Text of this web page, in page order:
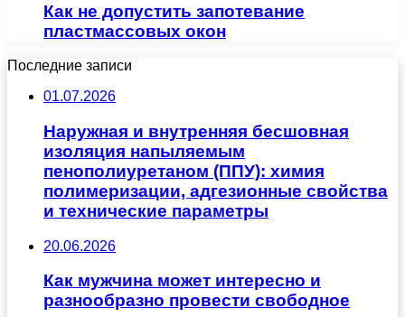
Как не допустить запотевание
пластмассовых окон
Последние записи
01.07.2026
Наружная и внутренняя бесшовная
изоляция напыляемым
пенополиуретаном (ППУ): химия
полимеризации, адгезионные свойства
и технические параметры
20.06.2026
Как мужчина может интересно и
разнообразно провести свободное